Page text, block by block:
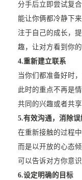
分手后立即尝试复
能让你俩都冷静下
注于自己的成长，
趣，让对方看到你的
4.重新建立联系
当你们都准备好时
此时的重点不再是
共同的兴趣或者共
5.有效沟通，消除误
在重新接触的过程
而是以开放的心态
可以告诉对方你意
6.设定明确的目标